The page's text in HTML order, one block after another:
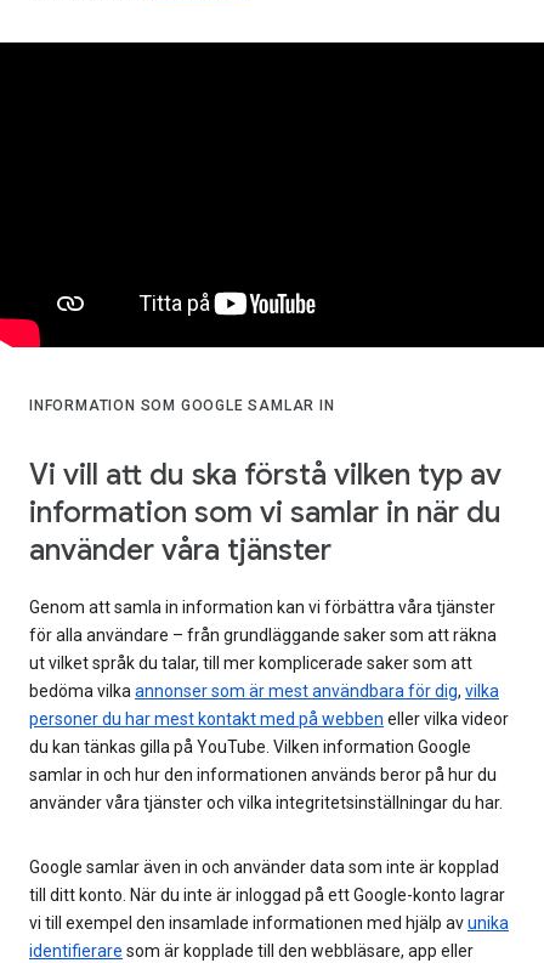
INFORMATION SOM GOOGLE SAMLAR IN
Vi vill att du ska förstå vilken typ av
information som vi samlar in när du
använder våra tjänster
Genom att samla in information kan vi förbättra våra tjänster
för alla användare – från grundläggande saker som att räkna
ut vilket språk du talar, till mer komplicerade saker som att
bedöma vilka annonser som är mest användbara för dig, vilka
personer du har mest kontakt med på webben eller vilka videor
du kan tänkas gilla på YouTube. Vilken information Google
samlar in och hur den informationen används beror på hur du
använder våra tjänster och vilka integritetsinställningar du har.
Google samlar även in och använder data som inte är kopplad
till ditt konto. När du inte är inloggad på ett Google-konto lagrar
vi till exempel den insamlade informationen med hjälp avunika
identifierare som är kopplade till den webbläsare, app eller